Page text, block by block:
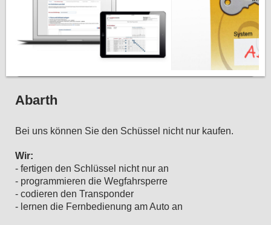
Abarth
Bei uns können Sie den Schüssel nicht nur kaufen.
Wir:
- fertigen den Schlüssel nicht nur an
- programmieren die Wegfahrsperre
- codieren den Transponder
- lernen die Fernbedienung am Auto an